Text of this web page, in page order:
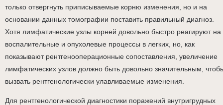
только отвергнуть приписываемые корню изменения, но и на
основании данных томографии поставить правильный диагноз.
Хотя лимфатические узлы корней довольно быстро реагируют на
воспалительные и опухолевые процессы в легких, но, как
показывают рентгенооперационные сопоставления, увеличение
лимфатических узлов должно быть довольно значительным,
вызвать рентгенологически улавливаемые изменения.
Для рентгенологической диагностики поражений внутригрудных